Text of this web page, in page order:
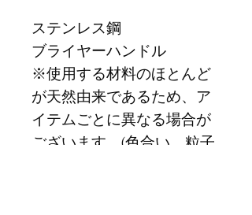
ステンレス鋼
ブライヤーハンドル
※使用する材料のほとんど
が天然由来であるため、ア
イテムごとに異なる場合が
ございます。(色合い、粒子